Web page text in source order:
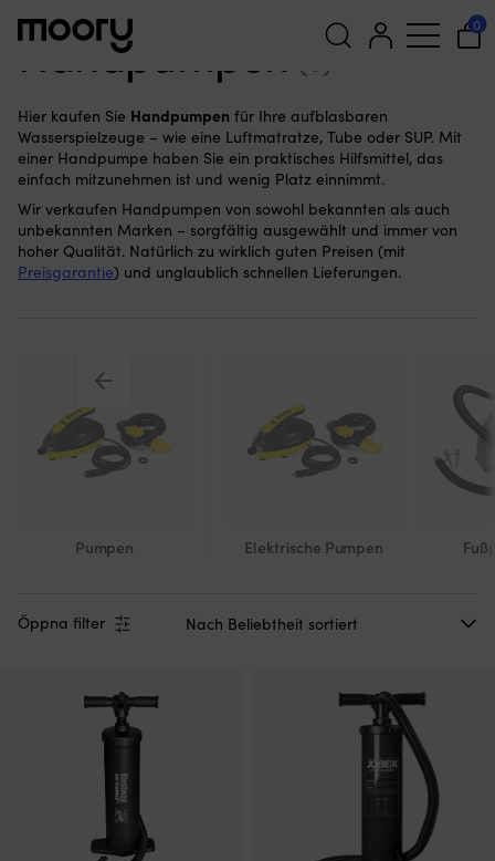
nach:
0
Handpumpen
Hier kaufen Sie Handpumpen für Ihre aufblasbaren
Wasserspielzeuge – wie eine Luftmatratze, Tube oder SUP. Mit
einer Handpumpe haben Sie ein praktisches Hilfsmittel, das
einfach mitzunehmen ist und wenig Platz einnimmt.
Wir verkaufen Handpumpen von sowohl bekannten als auch
unbekannten Marken – sorgfältig ausgewählt und immer von
hoher Qualität. Natürlich zu wirklich guten Preisen (mit
Preisgarantie) und unglaublich schnellen Lieferungen.
Pumpen Elektrische Pumpen
Öppna filter